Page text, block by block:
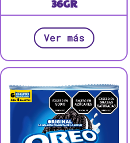
36GR
Ver más